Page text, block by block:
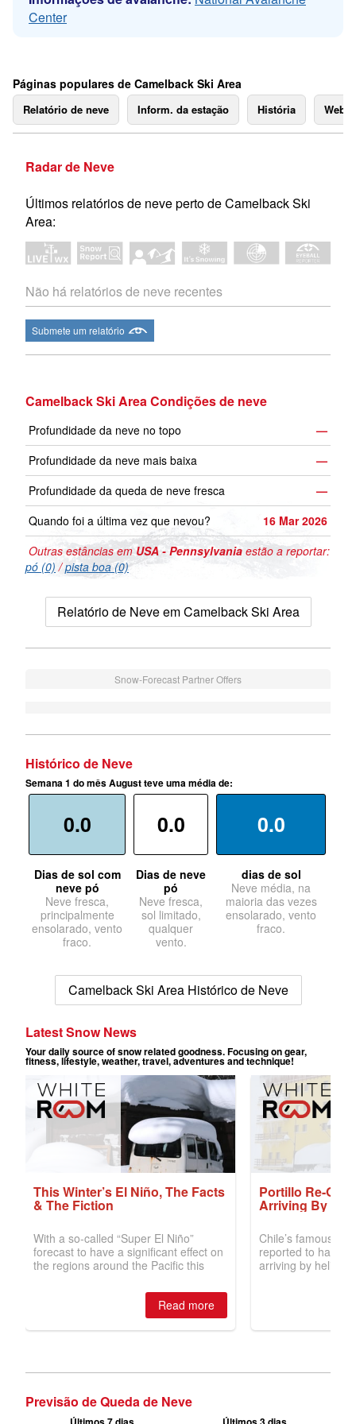
Center
Páginas populares de Camelback Ski Area
Relatório de neve Inform. da estação História
Radar de Neve
Últimos relatórios de neve perto de Camelback Ski
Area:
Não há relatórios de neve recentes
Submete um relatório
Camelback Ski Area Condições de neve
Profundidade da neve no topo
—
Profundidade da neve mais baixa
—
Profundidade da queda de neve fresca
—
Quando foi a última vez que nevou?
16 Mar 2026
Outras estâncias emUSA - Pennsylvania estão a reportar:
pó (0) /pista boa (0)
Relatório de Neve em Camelback Ski Area
Snow-Forecast Partner Offers
Histórico de Neve
Semana 1 do mês August teve uma média de:
0.0
Dias de sol com
neve pó
Neve fresca,
principalmente
ensolarado, vento
fraco.
0.0
Dias de neve
pó
Neve fresca,
sol limitado,
qualquer
vento.
0.0
dias de sol
Neve média, na
maioria das vezes
ensolarado, vento
fraco.
Camelback Ski Area Histórico de Neve
Previsão de Queda de Neve